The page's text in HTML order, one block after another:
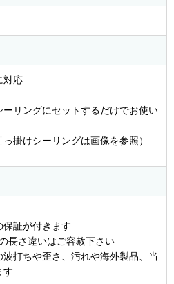
対応
リングにセットするだけでお使い
っ掛けシーリングは画像を参照）
証が付きます
長さ違いはご容赦下さい
打ちや歪さ、汚れや海外製品、当
す